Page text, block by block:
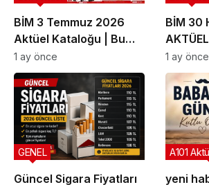
BİM 3 Temmuz 2026
Aktüel Kataloğu | Bu
Hafta İndirime Giren
Ürünler
1 ay önce
BİM 30
1 ay önce
Güncel Sigara Fiyatları
GENEL
yeni
A101